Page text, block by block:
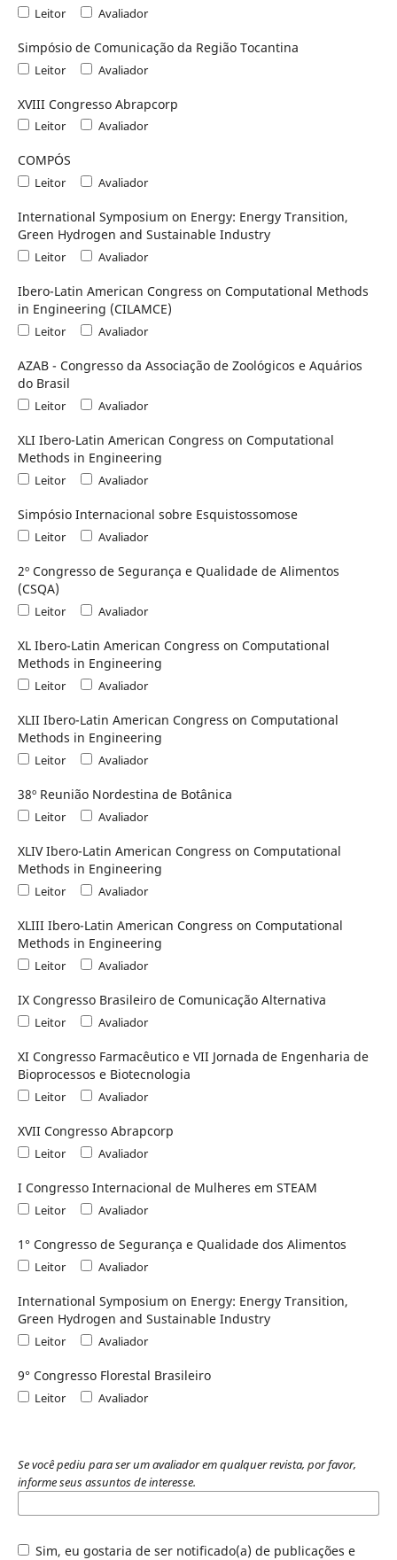
Leitor Avaliador
Simpósio de Comunicação da Região Tocantina
Leitor Avaliador
XVIII Congresso Abrapcorp
Leitor Avaliador
COMPÓS
Leitor Avaliador
International Symposium on Energy: Energy Transition,
Green Hydrogen and Sustainable Industry
Leitor Avaliador
Ibero-Latin American Congress on Computational Methods
in Engineering (CILAMCE)
Leitor Avaliador
AZAB - Congresso da Associação de Zoológicos e Aquários
do Brasil
Leitor Avaliador
XLI Ibero-Latin American Congress on Computational
Methods in Engineering
Leitor Avaliador
Simpósio Internacional sobre Esquistossomose
Leitor Avaliador
2º Congresso de Segurança e Qualidade de Alimentos
(CSQA)
Leitor Avaliador
XL Ibero-Latin American Congress on Computational
Methods in Engineering
Leitor Avaliador
XLII Ibero-Latin American Congress on Computational
Methods in Engineering
Leitor Avaliador
38º Reunião Nordestina de Botânica
Leitor Avaliador
XLIV Ibero-Latin American Congress on Computational
Methods in Engineering
Leitor Avaliador
XLIII Ibero-Latin American Congress on Computational
Methods in Engineering
Leitor Avaliador
IX Congresso Brasileiro de Comunicação Alternativa
Leitor Avaliador
XI Congresso Farmacêutico e VII Jornada de Engenharia de
Bioprocessos e Biotecnologia
Leitor Avaliador
XVII Congresso Abrapcorp
Leitor Avaliador
I Congresso Internacional de Mulheres em STEAM
Leitor Avaliador
1° Congresso de Segurança e Qualidade dos Alimentos
Leitor Avaliador
International Symposium on Energy: Energy Transition,
Green Hydrogen and Sustainable Industry
Leitor Avaliador
9° Congresso Florestal Brasileiro
Leitor Avaliador
Se você pediu para ser um avaliador em qualquer revista, por favor,
informe seus assuntos de interesse.
Sim, eu gostaria de ser notificado(a) de publicações e